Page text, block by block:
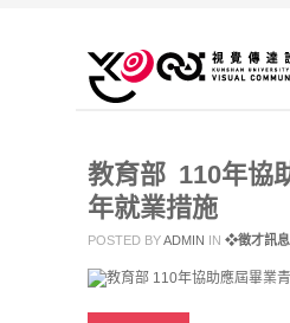
教育部 110年協
年就業措施
POSTED BYADMIN IN ❖徵才訊息